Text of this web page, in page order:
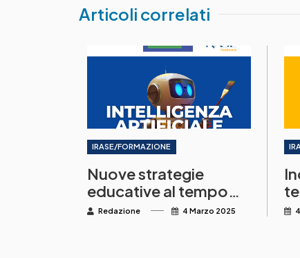
Articoli correlati
IRASE/FORMAZIONE
Nuove strategie
educative al tempo
dell’intelligenza
Redazione 4 Marzo 2025